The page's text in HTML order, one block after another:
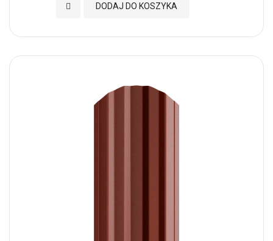
DODAJ DO KOSZYKA
Dodaj do Ulubionych